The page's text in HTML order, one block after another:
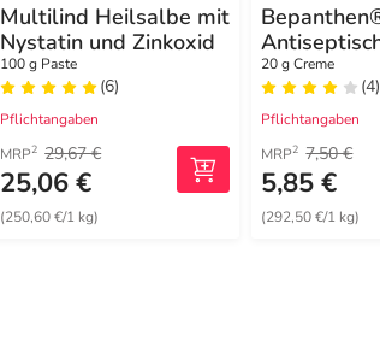
Multilind Heilsalbe mit
Nystatin und Zinkoxid
100 g Paste
(6)
Pflichtangaben
MRP2 29,67 €
25,06 €
(250,60 €/1 kg)
Wundcreme
Schutz vor
20 g Creme
(4)
Pflichtangaben
MRP2 7,50 €
5,85 €
(292,50 €/1 kg)